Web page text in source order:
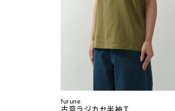
furune
古音ラジカセ半袖Ｔ